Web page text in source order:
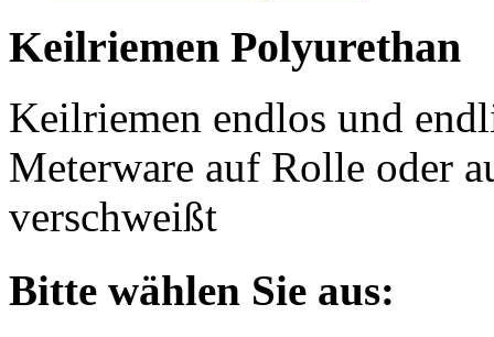
Keilriemen Polyurethan
Keilriemen endlos und
Meterware auf Rolle oder
verschweißt
Bitte wählen Sie aus: